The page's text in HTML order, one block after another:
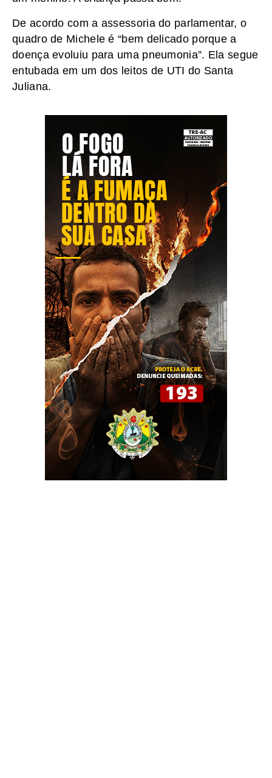
De acordo com a assessoria do parlamentar, o
quadro de Michele é “bem delicado porque a
doença evoluiu para uma pneumonia”. Ela segue
entubada em um dos leitos de UTI do Santa
Juliana.